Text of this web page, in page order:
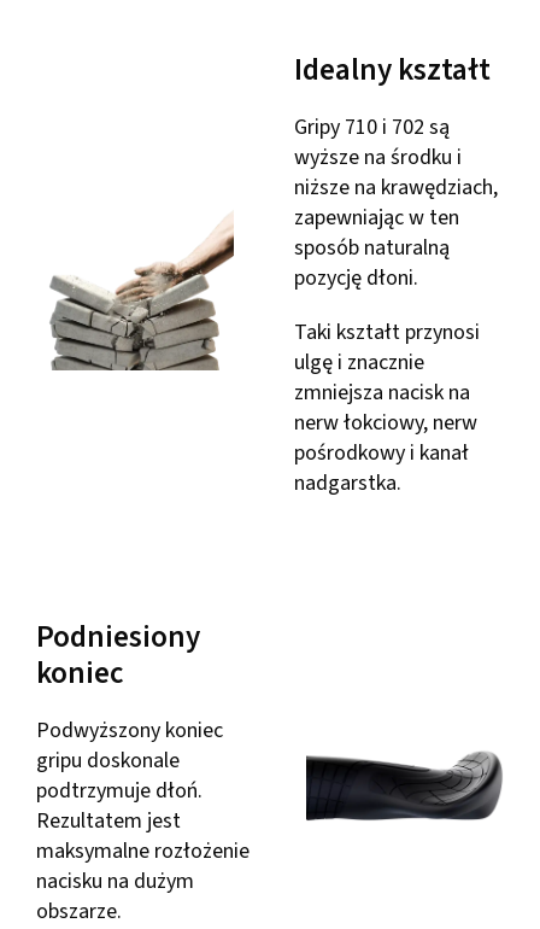
Idealny kształt
Gripy 710 i 702 są
wyższe na środku i
niższe na krawędziach,
zapewniając w ten
sposób naturalną
pozycję dłoni.
Taki kształt przynosi
ulgę i znacznie
zmniejsza nacisk na
nerw łokciowy, nerw
pośrodkowy i kanał
nadgarstka.
Podniesiony
koniec
Podwyższony koniec
gripu doskonale
podtrzymuje dłoń.
Rezultatem jest
maksymalne rozłożenie
nacisku na dużym
obszarze.